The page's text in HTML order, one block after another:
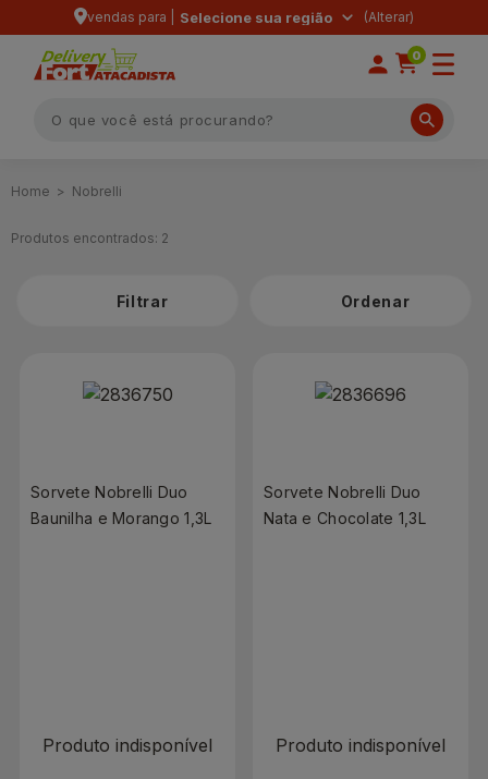
vendas para | Selecione sua região
0
Nobrelli
Produtos encontrados: 2
Filtrar
Sorvete Nobrelli Duo
Baunilha e Morango 1,3L
Produto indisponível
Sorvete Nobrelli Duo
Nata e Chocolate 1,3L
Produto indisponível